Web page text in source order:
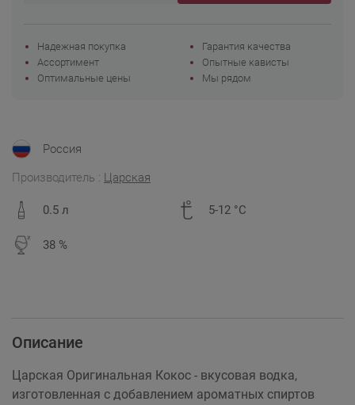
Россия
Производитель : Царская
0.5 л 5-12 °C
38 %
Надежная покупка
Гарантия качества
Ассортимент
Опытные кависты
Оптимальные цены
Мы рядом
Описание
Царская Оригинальная Кокос - вкусовая водка,
изготовленная с добавлением ароматных спиртов